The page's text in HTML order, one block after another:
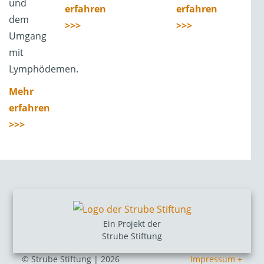
und
dem
Umgang
mit
Lymphödemen.
Mehr
erfahren
>>>
erfahren
>>>
erfahren
>>>
Ein Projekt der
Strube Stiftung
© Strube Stiftung | 2026 Impressum +